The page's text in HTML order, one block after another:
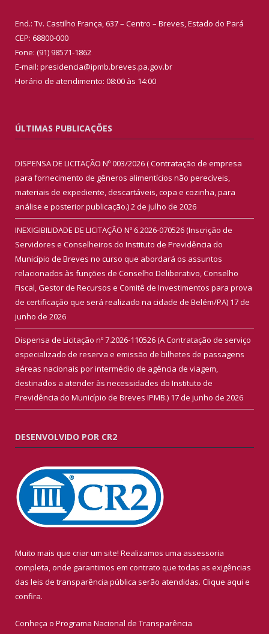
End.: Tv. Castilho França, 637 – Centro – Breves, Estado do Pará
CEP: 68800-000
Fone: (91) 98571-1862
E-mail: presidencia@ipmb.breves.pa.gov.br
Horário de atendimento: 08:00 às 14:00
ÚLTIMAS PUBLICAÇÕES
DISPENSA DE LICITAÇÃO Nº 003/2026 ( Contratação de empresa
para fornecimento de gêneros alimentícios não perecíveis,
materiais de expediente, descartáveis, copa e cozinha, para
análise e posterior publicação.)2 de julho de 2026
INEXIGIBILIDADE DE LICITAÇÃO Nº 6.2026-070526 (Inscrição de
Servidores e Conselheiros do Instituto de Previdência do
Município de Breves no curso que abordará os assuntos
relacionados às funções de Conselho Deliberativo, Conselho
Fiscal, Gestor de Recursos e Comitê de Investimentos para prova
de certificação que será realizado na cidade de Belém/PA) 17 de
junho de 2026
Dispensa de Licitação nº 7.2026-110526 (A Contratação de serviço
especializado de reserva e emissão de bilhetes de passagens
aéreas nacionais por intermédio de agência de viagem,
destinados a atender às necessidades do Instituto de
Previdência do Município de Breves IPMB.) 17 de junho de 2026
DESENVOLVIDO POR CR2
Muito mais que criar um site! Realizamos uma assessoria
completa, onde garantimos em contrato que todas as exigências
das leis de transparência pública serão atendidas. Clique aqui e
confira.
Conheça o Programa Nacional de Transparência